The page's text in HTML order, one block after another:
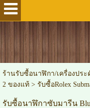
ร้านรับซื้อนาฬิกา/เครื่องประ
2 ของแท้> รับซื้อRolex
รับซื้อนาฬิกาซับมารีน